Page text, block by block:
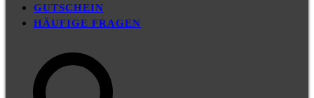
GUTSCHEIN
HÄUFIGE FRAGEN